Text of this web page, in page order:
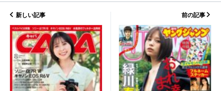
新しい記事 前の記事